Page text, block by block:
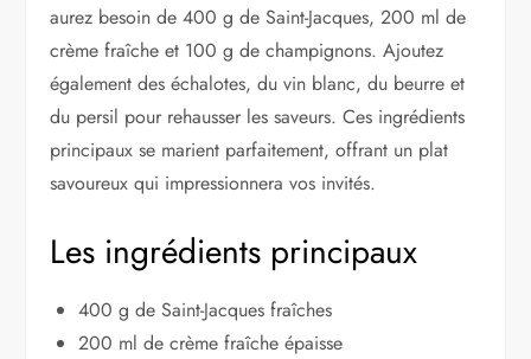
aurez besoin de 400 g de Saint-Jacques, 200 ml de
crème fraîche et 100 g de champignons. Ajoutez
également des échalotes, du vin blanc, du beurre et
du persil pour rehausser les saveurs. Ces ingrédients
principaux se marient parfaitement, offrant un plat
savoureux qui impressionnera vos invités.
Les ingrédients principaux
400 g de Saint-Jacques fraîches
200 ml de crème fraîche épaisse